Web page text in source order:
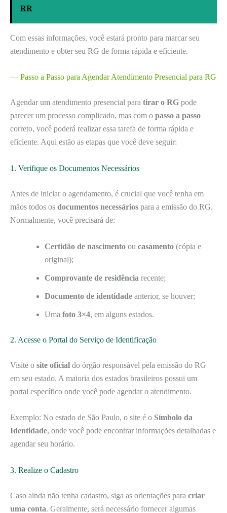
RR
Com essas informações, você estará pronto para marcar seu
atendimento e obter seu RG de forma rápida e eficiente.
— Passo a Passo para Agendar Atendimento Presencial para RG
Agendar um atendimento presencial para tirar o RG pode
parecer um processo complicado, mas com o passo a passo
correto, você poderá realizar essa tarefa de forma rápida e
eficiente. Aqui estão as etapas que você deve seguir:
1. Verifique os Documentos Necessários
Antes de iniciar o agendamento, é crucial que você tenha em
mãos todos os documentos necessários para a emissão do RG.
Normalmente, você precisará de:
Certidão de nascimento ou casamento (cópia e
original);
Comprovante de residência recente;
Documento de identidade anterior, se houver;
Uma foto 3×4, em alguns estados.
2. Acesse o Portal do Serviço de Identificação
Visite o site oficial do órgão responsável pela emissão do RG
em seu estado. A maioria dos estados brasileiros possui um
portal específico onde você pode agendar o atendimento.
Exemplo: No estado de São Paulo, o site é o Símbolo da
Identidade, onde você pode encontrar informações detalhadas e
agendar seu horário.
3. Realize o Cadastro
Caso ainda não tenha cadastro, siga as orientações para criar
uma conta. Geralmente, será necessário fornecer algumas